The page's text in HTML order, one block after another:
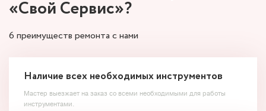
«Свой Сервис»?
6 преимуществ ремонта с нами
Наличие всех необходимых инструментов
Мастер выезжает на заказ со всеми необходимыми для работы
инструментами.